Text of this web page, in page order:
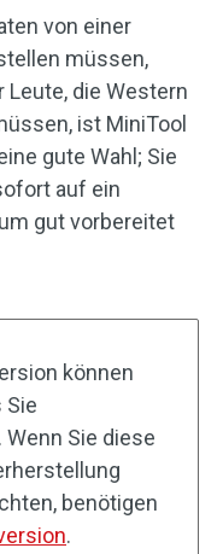
von einer
müssen,
Leute, die Western
ist MiniTool
gute Wahl; Sie
auf ein
gut vorbereitet
können
Sie
Sie diese
benötigen
.